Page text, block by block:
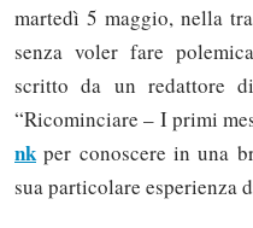
martedì 5 maggio, nella
senza voler fare
scritto da un redattore
“Ricominciare – I primi
nkper conoscere in una
sua particolare esperienza